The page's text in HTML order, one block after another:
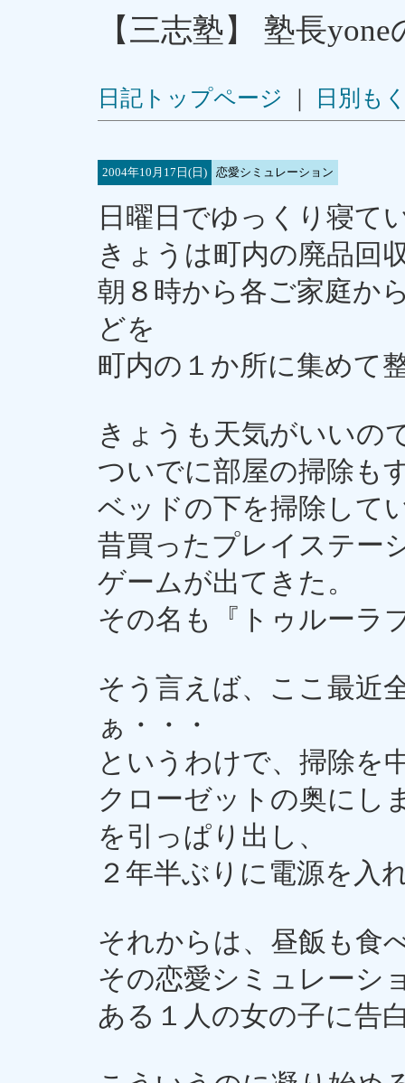
【三志塾】 塾長
日記トップページ 日別も
2004年10月17日(日) 恋愛シミュレーション
日曜日でゆっくり寝て
きょうは町内の廃品回
朝８時から各ご家庭か
どを
町内の１か所に集めて
きょうも天気がいいの
ついでに部屋の掃除も
ベッドの下を掃除して
昔買ったプレイステー
ゲームが出てきた。
その名も『トゥルーラ
そう言えば、ここ最近
ぁ・・・
というわけで、掃除を
クローゼットの奥にし
を引っぱり出し、
２年半ぶりに電源を入
それからは、昼飯も食
その恋愛シミュレーシ
ある１人の女の子に告